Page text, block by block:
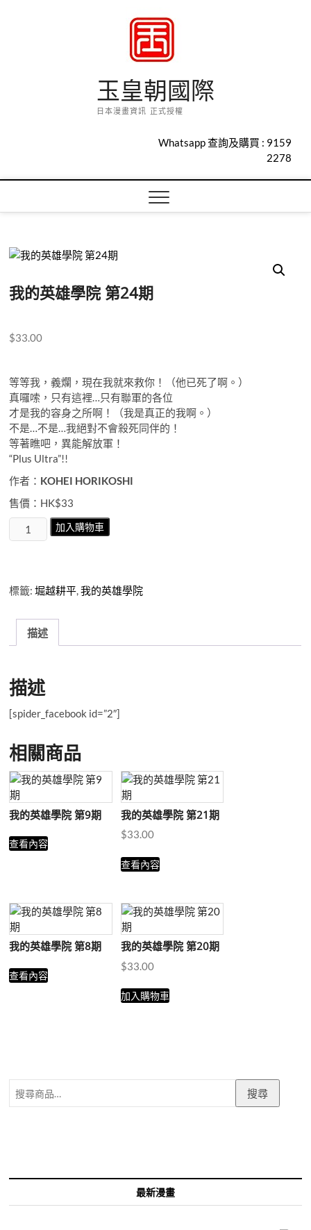
玉皇朝國際
日本漫畫資訊 正式授權
Whatsapp 查詢及購買 : 9159
2278
我的英雄學院 第24期
$33.00
等等我，義爛，現在我就來救你！（他已死了啊。）
真囉嗦，只有這裡…只有聯軍的各位
才是我的容身之所啊！（我是真正的我啊。）
不是…不是…我絕對不會殺死同伴的！
等著瞧吧，異能解放軍！
“Plus Ultra”!!
作者： KOHEI HORIKOSHI
售價： HK$33
的
學
第
期
量
加入購物車
標籤:堀越耕平,我的英雄學院
描述
描述
[spider_facebook id=”2″]
相關商品
我的英雄學院 第9期
查看內容
我的英雄學院 第21期
$33.00
查看內容
我的英雄學院 第8期
查看內容
我的英雄學院 第20期
$33.00
加入購物車
搜尋
最新漫畫